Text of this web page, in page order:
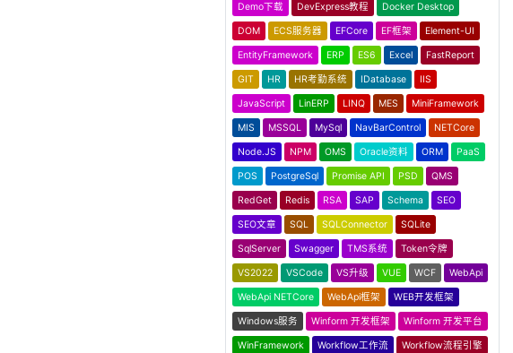
Demo下载 DevExpress教程 Docker Desktop
DOM ECS服务器 EFCore EF框架 Element-UI
EntityFramework ERP ES6 Excel FastReport
GIT HR HR考勤系统 IDatabase IIS
JavaScript LinERP LINQ MES MiniFramework
MIS MSSQL MySql NavBarControl NETCore
Node.JS NPM OMS Oracle资料 ORM PaaS
POS PostgreSql Promise API PSD QMS
RedGet Redis RSA SAP Schema SEO
SEO文章 SQL SQLConnector SQLite
SqlServer Swagger TMS系统 Token令牌
VS2022 VSCode VS升级 VUE WCF WebApi
WebApi NETCore WebApi框架 WEB开发框架
Windows服务 Winform 开发框架 Winform 开发平台
WinFramework Workflow工作流 Workflow流程引擎